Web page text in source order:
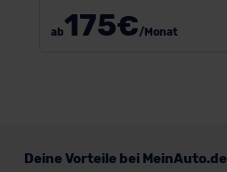
ab175€/Monat
Deine Vorteile bei MeinAuto.de